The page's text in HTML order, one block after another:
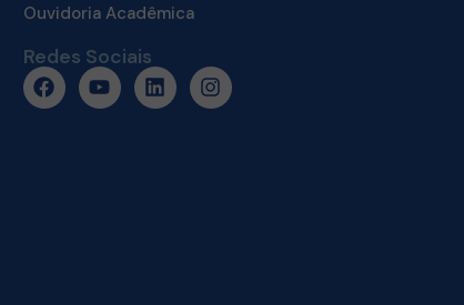
Ouvidoria Acadêmica
Redes Sociais